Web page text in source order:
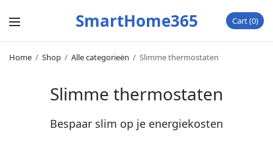
SmartHome365 Cart 0
Home / Shop / Alle categorieën / Slimme thermostaten
Slimme thermostaten
Bespaar slim op je energiekosten